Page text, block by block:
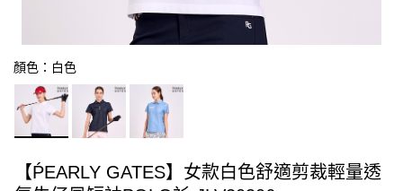
顏色：白色
【ṔEARLY GATES】女款白色舒適剪裁輕量透